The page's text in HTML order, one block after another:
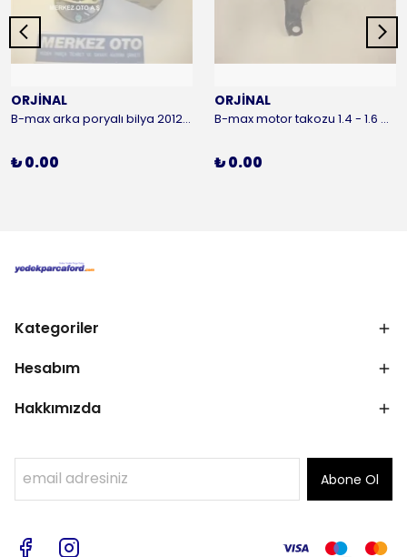
ORJİNAL
B-max arka poryalı bilya 2012-2016 ORJİNAL
₺ 0.00
ORJİNAL
B-max motor takozu 1.4 - 1.6 benzinli 2012-2016 ORJİNAL
₺ 0.00
Kategoriler
Hesabım
Hakkımızda
Abone Ol